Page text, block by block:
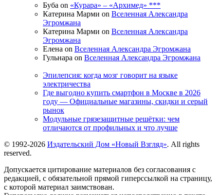
Буба on «Курара» – «Архимед» ***
Катерина Марми on Вселенная Александра
Эгромжана
Катерина Марми on Вселенная Александра
Эгромжана
Елена on Вселенная Александра Эгромжана
Гульнара on Вселенная Александра Эгромжана
Эпилепсия: когда мозг говорит на языке
электричества
Где выгодно купить смартфон в Москве в 2026
году — Официальные магазины, скидки и серый
рынок
Модульные грязезащитные решётки: чем
отличаются от профильных и что лучше
© 1992-2026 Издательский Дом «Новый Взгляд». All rights
reserved.
Допускается цитирование материалов без согласования с
редакцией, с обязательной прямой гиперссылкой на страницу,
с которой материал заимствован.